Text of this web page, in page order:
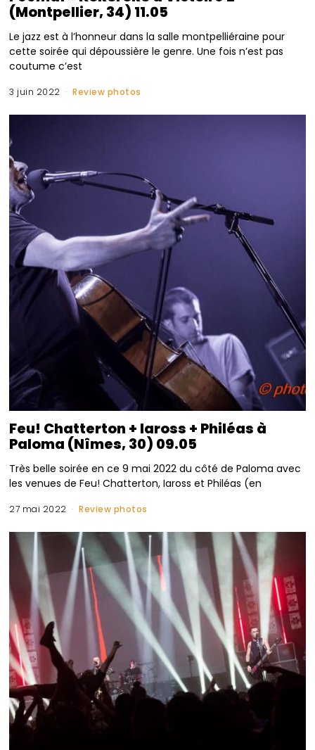
(Montpellier, 34) 11.05
Le jazz est à l’honneur dans la salle montpelliéraine pour
cette soirée qui dépoussière le genre. Une fois n’est pas
coutume c’est
3 juin 2022 Review photos
Feu! Chatterton + Iaross + Philéas à
Paloma (Nîmes, 30) 09.05
Très belle soirée en ce 9 mai 2022 du côté de Paloma avec
les venues de Feu! Chatterton, Iaross et Philéas (en
27 mai 2022 Review photos